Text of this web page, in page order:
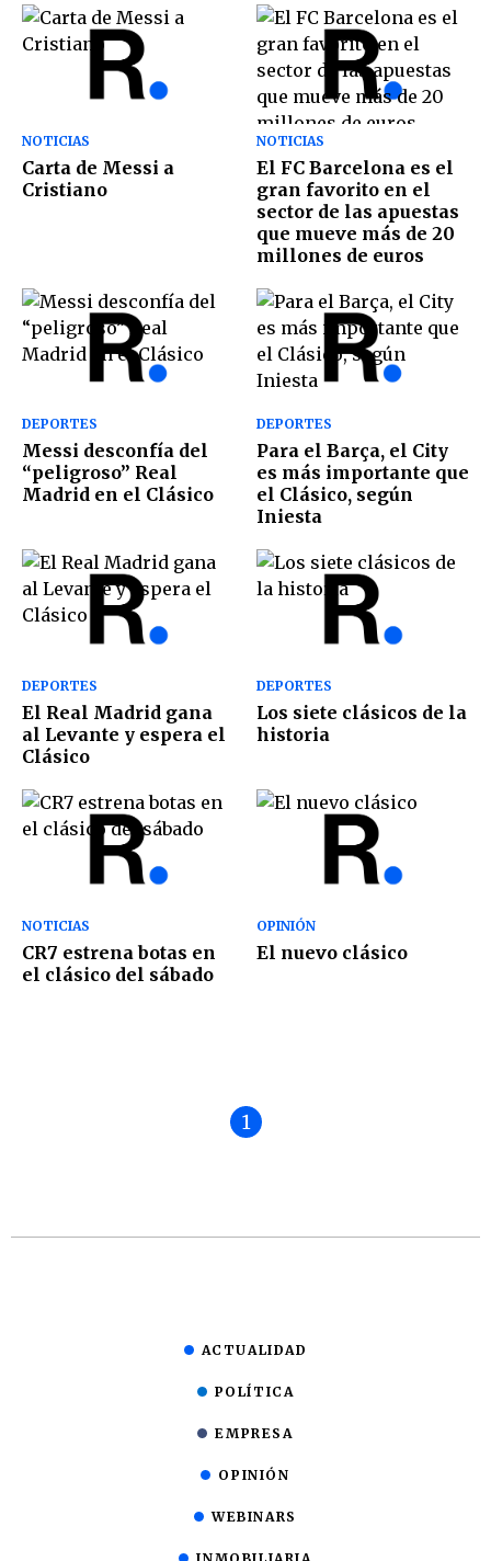
NOTICIAS
Carta de Messi a
Cristiano
NOTICIAS
El FC Barcelona es el
gran favorito en el
sector de las apuestas
que mueve más de 20
millones de euros
DEPORTES
Messi desconfía del
“peligroso” Real
Madrid en el Clásico
DEPORTES
Para el Barça, el City
es más importante que
el Clásico, según
Iniesta
DEPORTES
El Real Madrid gana
al Levante y espera el
Clásico
DEPORTES
Los siete clásicos de la
historia
NOTICIAS
CR7 estrena botas en
el clásico del sábado
OPINIÓN
El nuevo clásico
1
ACTUALIDAD
POLÍTICA
EMPRESA
OPINIÓN
WEBINARS